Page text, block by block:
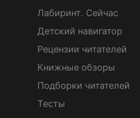
Лабиринт. Сейчас
Детский навигатор
Рецензии читателей
Книжные обзоры
Подборки читателей
Тесты